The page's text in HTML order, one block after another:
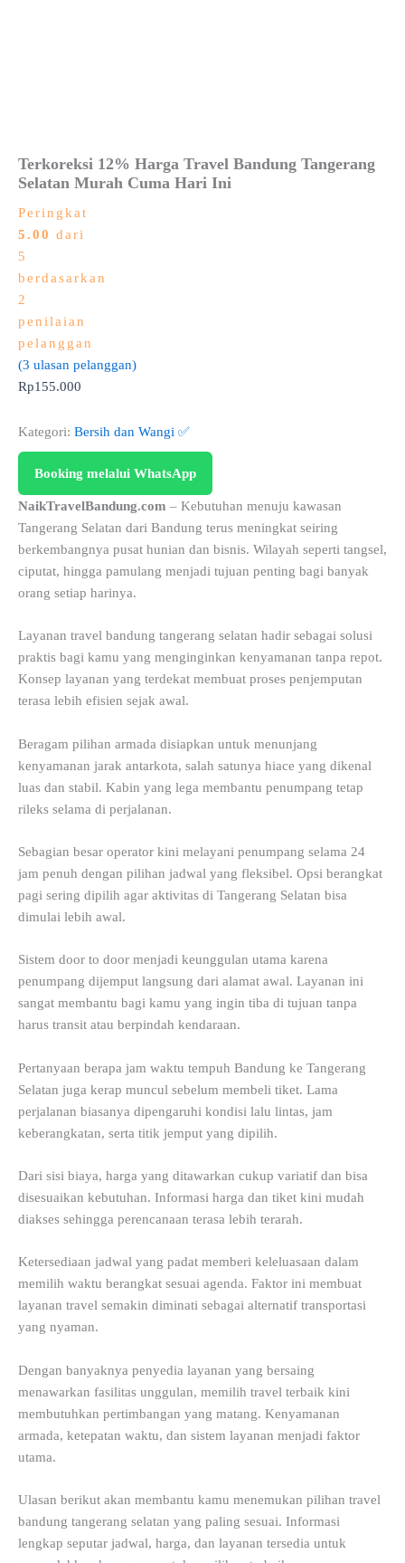
Terkoreksi 12% Harga Travel Bandung Tangerang
Selatan Murah Cuma Hari Ini
Peringkat
5.00 dari
5
berdasarkan
2
penilaian
pelanggan
(3 ulasan pelanggan)
Rp155.000
Kategori: Bersih dan Wangi ✅
Booking melalui WhatsApp
NaikTravelBandung.com – Kebutuhan menuju kawasan
Tangerang Selatan dari Bandung terus meningkat seiring
berkembangnya pusat hunian dan bisnis. Wilayah seperti tangsel,
ciputat, hingga pamulang menjadi tujuan penting bagi banyak
orang setiap harinya.
Layanan travel bandung tangerang selatan hadir sebagai solusi
praktis bagi kamu yang menginginkan kenyamanan tanpa repot.
Konsep layanan yang terdekat membuat proses penjemputan
terasa lebih efisien sejak awal.
Beragam pilihan armada disiapkan untuk menunjang
kenyamanan jarak antarkota, salah satunya hiace yang dikenal
luas dan stabil. Kabin yang lega membantu penumpang tetap
rileks selama di perjalanan.
Sebagian besar operator kini melayani penumpang selama 24
jam penuh dengan pilihan jadwal yang fleksibel. Opsi berangkat
pagi sering dipilih agar aktivitas di Tangerang Selatan bisa
dimulai lebih awal.
Sistem door to door menjadi keunggulan utama karena
penumpang dijemput langsung dari alamat awal. Layanan ini
sangat membantu bagi kamu yang ingin tiba di tujuan tanpa
harus transit atau berpindah kendaraan.
Pertanyaan berapa jam waktu tempuh Bandung ke Tangerang
Selatan juga kerap muncul sebelum membeli tiket. Lama
perjalanan biasanya dipengaruhi kondisi lalu lintas, jam
keberangkatan, serta titik jemput yang dipilih.
Dari sisi biaya, harga yang ditawarkan cukup variatif dan bisa
disesuaikan kebutuhan. Informasi harga dan tiket kini mudah
diakses sehingga perencanaan terasa lebih terarah.
Ketersediaan jadwal yang padat memberi keleluasaan dalam
memilih waktu berangkat sesuai agenda. Faktor ini membuat
layanan travel semakin diminati sebagai alternatif transportasi
yang nyaman.
Dengan banyaknya penyedia layanan yang bersaing
menawarkan fasilitas unggulan, memilih travel terbaik kini
membutuhkan pertimbangan yang matang. Kenyamanan
armada, ketepatan waktu, dan sistem layanan menjadi faktor
utama.
Ulasan berikut akan membantu kamu menemukan pilihan travel
bandung tangerang selatan yang paling sesuai. Informasi
lengkap seputar jadwal, harga, dan layanan tersedia untuk